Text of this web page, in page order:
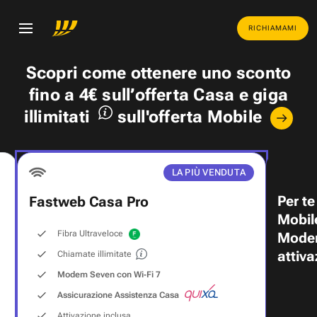
RICHIAMAMI
Scopri come ottenere uno sconto
fino a 4€ sull’offerta Casa egiga
illimitati
sull'offerta Mobile
LA PIÙ VENDUTA
Fastweb Casa Pro
Fibra Ultraveloce
Chiamate illimitate
Modem Seven con Wi‑Fi 7
Assicurazione Assistenza Casa
Per